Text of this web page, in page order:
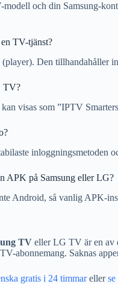
och din Samsung-
TV-tjänst?
Den tillhandahåller
TV?
visas som ”IPTV
APK på Samsung eller LG?
Android, så vanlig APK-
TV eller LG TV är en av
abonnemang. Saknas
gratis i 24 timmareller